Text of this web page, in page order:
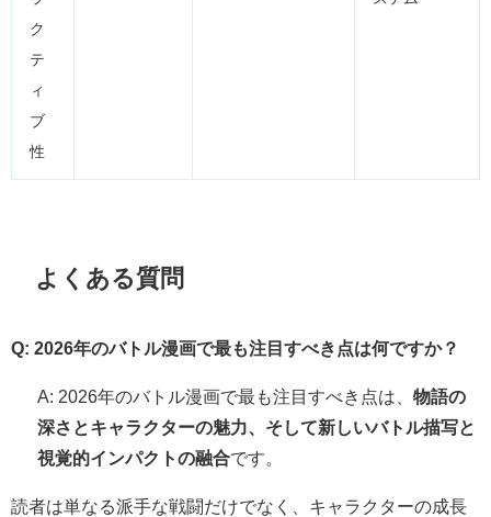
ク
テ
ィ
ブ
性
よくある質問
Q: 2026年のバトル漫画で最も注目すべき点は何ですか？
A: 2026年のバトル漫画で最も注目すべき点は、 物語の
深さとキャラクターの魅力、そして新しいバトル描写と
視覚的インパクトの融合です。
読者は単なる派手な戦闘だけでなく、キャラクターの成長